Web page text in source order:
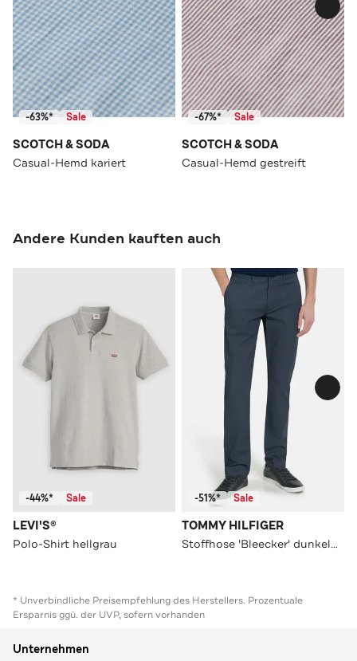
-63%* Sale
SCOTCH & SODA
Casual-Hemd kariert
-67%* Sale
SCOTCH & SODA
Casual-Hemd gestreift
Andere Kunden kauften auch
-44%* Sale
LEVI'S®
Polo-Shirt hellgrau
-51%* Sale
TOMMY HILFIGER
Stoffhose 'Bleecker' dunkelblau
* Unverbindliche Preisempfehlung des Herstellers. Prozentuale
Ersparnis ggü. der UVP, sofern vorhanden
Unternehmen